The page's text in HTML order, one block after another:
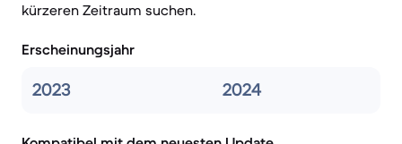
kürzeren Zeitraum suchen.
Erscheinungsjahr
2023 2024